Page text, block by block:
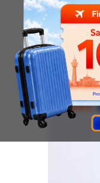
Travel Trips
Tình